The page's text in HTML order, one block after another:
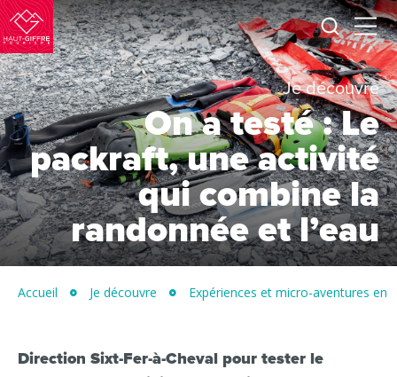
Haut-
Giffre
Tourisme
Je
Menu
Je découvre
On a testé : Le
packraft, une activité
qui combine la
randonnée et l’eau
Accueil Je découvre Expériences et micro-aventures en
Direction Sixt-Fer-à-Cheval pour tester le